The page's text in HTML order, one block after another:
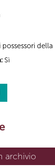
della
Sì
archivio